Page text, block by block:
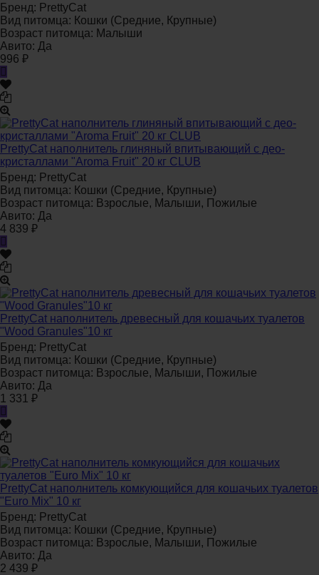
Бренд: PrettyCat
Вид питомца: Кошки (Средние, Крупные)
Возраст питомца: Малыши
Авито: Да
996 ₽
PrettyCat наполнитель глиняный впитывающий с део-
кристаллами "Aroma Fruit" 20 кг CLUB
Бренд: PrettyCat
Вид питомца: Кошки (Средние, Крупные)
Возраст питомца: Взрослые, Малыши, Пожилые
Авито: Да
4 839 ₽
PrettyCat наполнитель древесный для кошачьих туалетов
"Wood Granules"10 кг
Бренд: PrettyCat
Вид питомца: Кошки (Средние, Крупные)
Возраст питомца: Взрослые, Малыши, Пожилые
Авито: Да
1 331 ₽
PrettyCat наполнитель комкующийся для кошачьих туалетов
"Euro Mix" 10 кг
Бренд: PrettyCat
Вид питомца: Кошки (Средние, Крупные)
Возраст питомца: Взрослые, Малыши, Пожилые
Авито: Да
2 439 ₽